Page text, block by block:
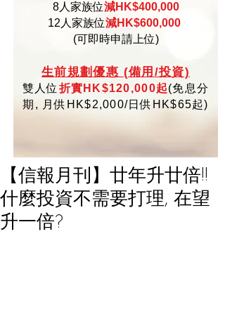
8人家族位減HK$400,000
12人家族位減HK$600,000
(可即時申請上位)
生前規劃優惠 (備用/投資)
雙人位 折實HK$120,000起(免息分
期, 月供HK$2,000/日供HK$65起)
【信報月刊】廿年升廿倍!!
什麼投資不需要打理, 在望
升一倍?